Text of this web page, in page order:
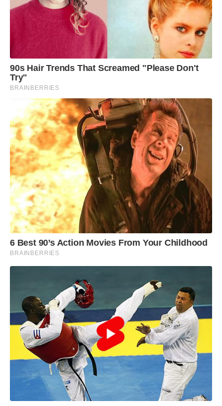
90s Hair Trends That Screamed "Please Don't
Try"
BRAINBERRIES
6 Best 90’s Action Movies From Your Childhood
BRAINBERRIES